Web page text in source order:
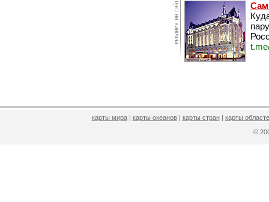
карты мира| карты океанов| карты стран| карты
©